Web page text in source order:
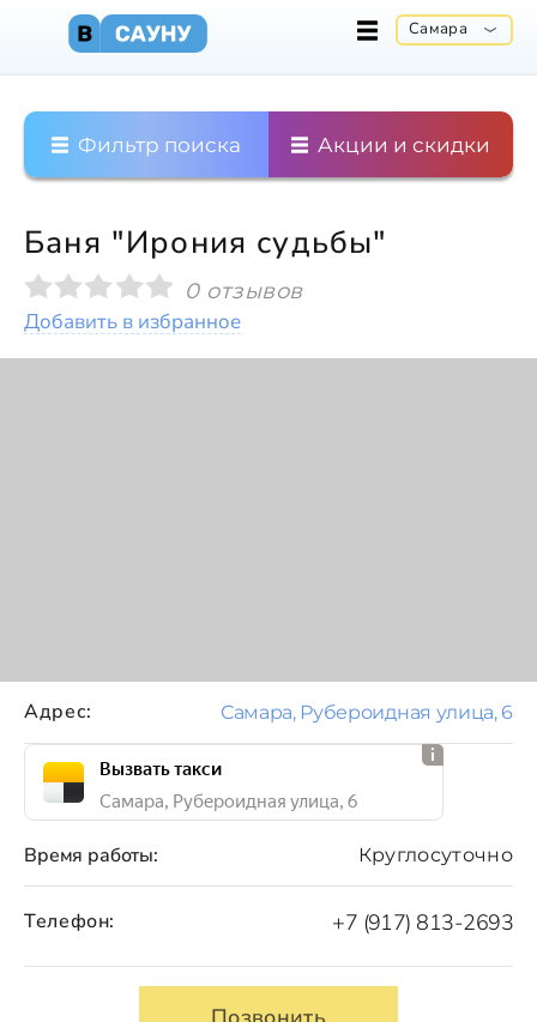
Самара
Фильтр поиска Акции и скидки
Баня "Ирония судьбы"
0 отзывов
Добавить в избранное
Время работы: Круглосуточно
Телефон: +7 (917) 813-2693
Адрес: Самара, Рубероидная улица, 6
Вызвать такси
Самара, Рубероидная улица, 6